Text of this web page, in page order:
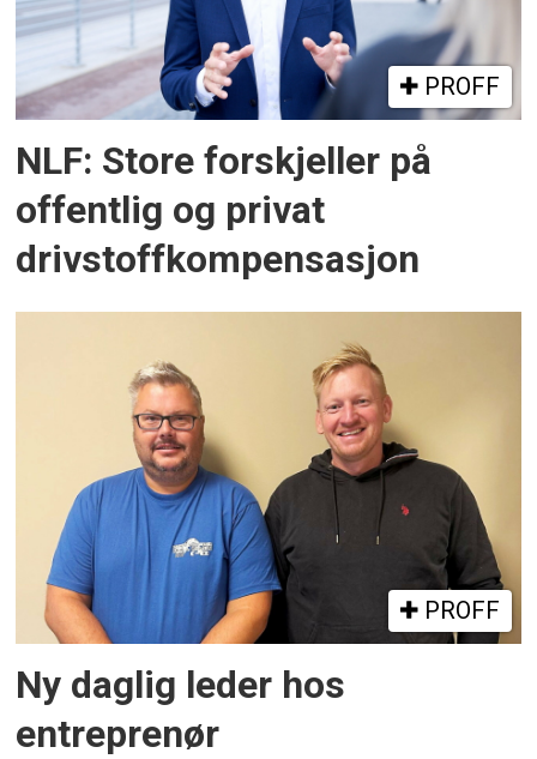
PROFF
NLF: Store forskjeller på
offentlig og privat
drivstoffkompensasjon
PROFF
Ny daglig leder hos
entreprenør